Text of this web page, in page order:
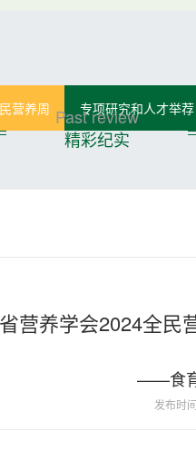
营养周 专项研究和人才举荐
Past review
精彩纪实
营养学会2024全
——食
发布时